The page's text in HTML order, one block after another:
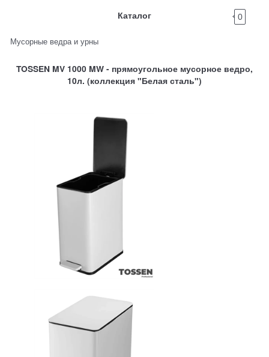
Каталог 0
Мусорные ведра и урны
TOSSEN MV 1000 MW - прямоугольное мусорное ведро,
10л. (коллекция "Белая сталь")